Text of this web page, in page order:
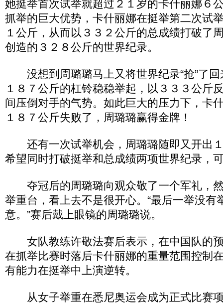
她挺举首次试举就超过２１岁的卡什丽娜６
抓举的巨大优势，卡什丽娜在挺举第二次试
１公斤，从而以３３２公斤的总成绩打破了
创造的３２８公斤的世界纪录。
没想到周璐璐马上又将世界纪录“抢”了回
１８７公斤的杠铃稳稳举起，以３３３公斤
间压倒对手的气势。如此巨大的压力下，卡
１８７公斤失败了，周璐璐赢得金牌！
还有一次试举机会，周璐璐随即又开出
希望同时打破挺举和总成绩两项世界纪录，
夺冠后的周璐璐向观众敬了一个军礼，
举重台，看上去不是很开心。“最后一举没有
意。”赛后戴上眼镜的周璐璐说。
女队教练许敬法赛后表示，在中国队的
在抓举比赛时落后卡什丽娜的重量范围控制
有能力在挺举中上演逆转。
从女子举重在悉尼奥运会成为正式比赛